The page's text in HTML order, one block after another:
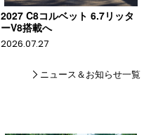
2027 C8コルベット 6.7リッタ
ーV8搭載へ
2026.07.27
ニュース＆お知らせ一覧